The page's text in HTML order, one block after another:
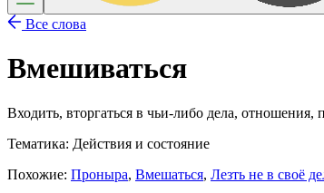
Все слова
Вмешиваться
Входить, вторгаться в чьи-либо дела, отношения,
Тематика: Действия и состояние
Похожие: Проныра, Вмешаться, Лезть не в своё